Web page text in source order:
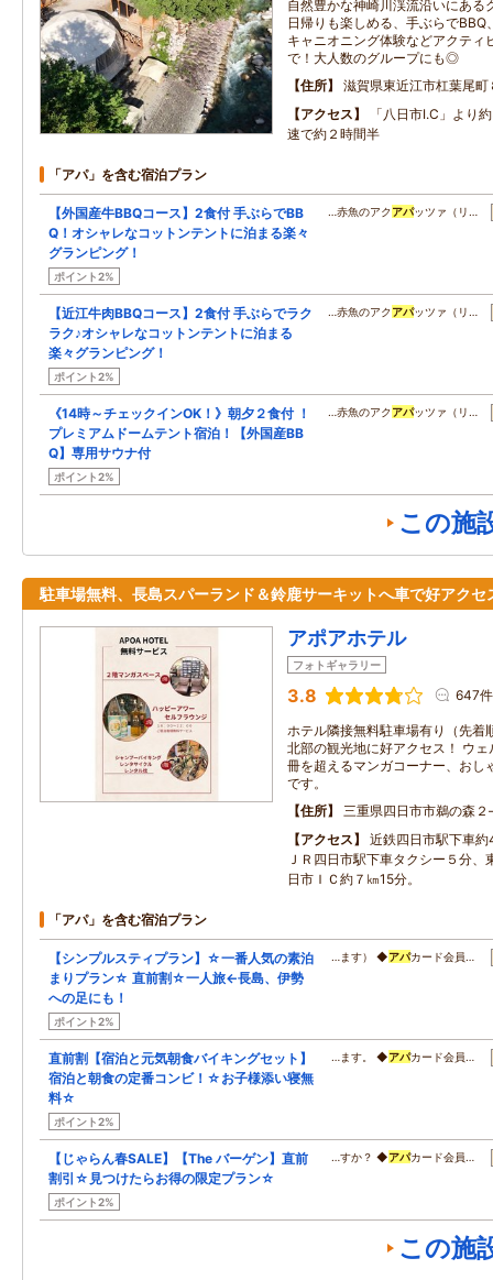
自然豊かな神崎川渓流沿いにある
日帰りも楽しめる、手ぶらで
キャニオニング体験などアクティ
で！大人数のグループにも◎
住所
滋賀県東近江市杠葉尾町
アクセス
「八日市I.C」より
速で約２時間半
「アパ」を含む宿泊プラン
【外国産牛BBQコース】2食付 手ぶらでBB
Q！オシャレなコットンテントに泊まる楽々
グランピング！
ポイント2%
…赤魚のアクアパッツァ（リ…
【近江牛肉BBQコース】2食付 手ぶらでラク
ラク♪オシャレなコットンテントに泊まる
楽々グランピング！
ポイント2%
…赤魚のアクアパッツァ（リ…
《14時～チェックインOK！》朝夕２食付 ！
プレミアムドームテント宿泊！【外国産BB
Q】専用サウナ付
ポイント2%
…赤魚のアクアパッツァ（リ…
この施
駐車場無料、長島スパーランド＆鈴鹿サーキットへ車で好アクセ
アポアホテル
フォトギャラリー
3.8 647件
ホテル隣接無料駐車場有り（先着
北部の観光地に好アクセス！ ウ
冊を超えるマンガコーナー、おし
です。
住所
三重県四日市市鵜の森
アクセス
近鉄四日市駅下車
ＪＲ四日市駅下車タクシー５分、
日市ＩＣ約７㎞15分。
「アパ」を含む宿泊プラン
【シンプルスティプラン】☆一番人気の素泊
まりプラン☆ 直前割☆一人旅←長島、伊勢
への足にも！
ポイント2%
…ます） ◆アパカード会員…
直前割【宿泊と元気朝食バイキングセット】
宿泊と朝食の定番コンビ！☆お子様添い寝無
料☆
ポイント2%
…ます。 ◆アパカード会員…
【じゃらん春SALE】【The バーゲン】直前
割引☆見つけたらお得の限定プラン☆
ポイント2%
…すか？ ◆アパカード会員…
この施